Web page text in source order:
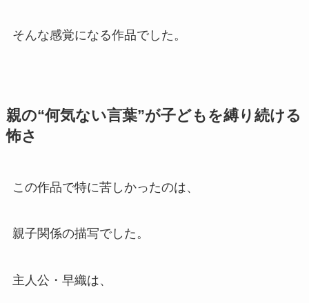
そんな感覚になる作品でした。
親の“何気ない言葉”が子どもを縛り続ける
怖さ
この作品で特に苦しかったのは、
親子関係の描写でした。
主人公・早織は、